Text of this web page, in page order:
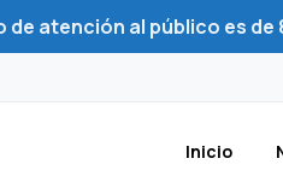
de atención al público es de
Inicio